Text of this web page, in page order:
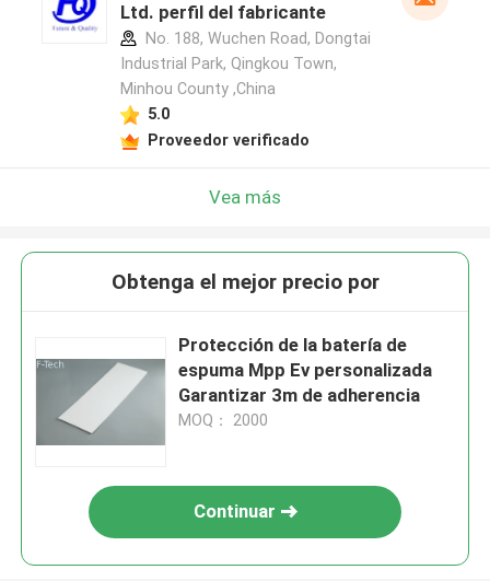
Ltd. perfil del fabricante
No. 188, Wuchen Road, Dongtai
Industrial Park, Qingkou Town,
Minhou County ,China
5.0
Proveedor verificado
Vea más
Obtenga el mejor precio por
Protección de la batería de
espuma Mpp Ev personalizada
Garantizar 3m de adherencia
MOQ： 2000
Continuar